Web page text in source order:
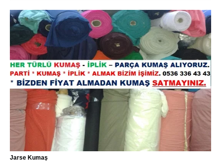
Jarse Kumaş